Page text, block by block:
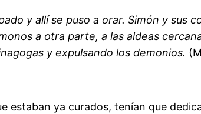
y allí se puso a orar. Simón y sus
a otra parte, a las aldeas
y expulsando los demonios.
estaban ya curados, tenían que